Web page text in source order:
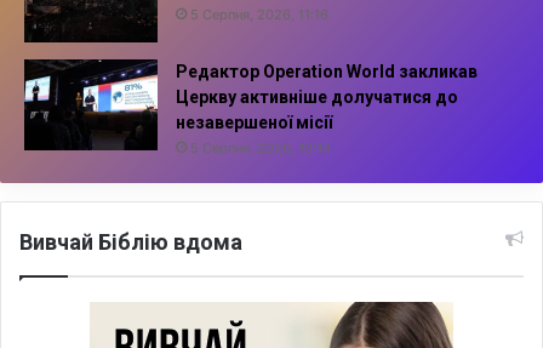
5 Серпня, 2026, 11:16
Редактор Operation World закликав
Церкву активніше долучатися до
незавершеної місії
5 Серпня, 2026, 10:14
Вивчай Біблію вдома